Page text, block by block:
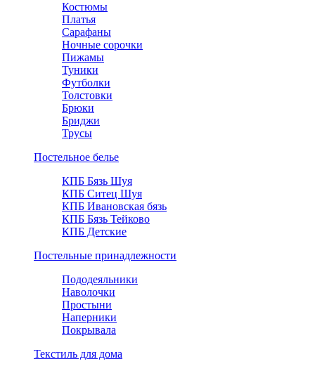
Костюмы
Платья
Сарафаны
Ночные сорочки
Пижамы
Туники
Футболки
Толстовки
Брюки
Бриджи
Трусы
Постельное белье
КПБ Бязь Шуя
КПБ Ситец Шуя
КПБ Ивановская бязь
КПБ Бязь Тейково
КПБ Детские
Постельные принадлежности
Пододеяльники
Наволочки
Простыни
Наперники
Покрывала
Текстиль для дома